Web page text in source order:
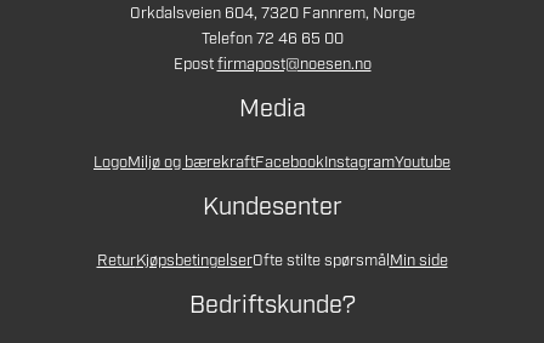
Orkdalsveien 604, 7320 Fannrem, Norge
Telefon 72 46 65 00
Epostfirmapost@noesen.no
Media
LogoMiljø og bærekraftFacebookInstagramYoutube
Kundesenter
ReturKjøpsbetingelserOfte stilte spørsmålMin side
Bedriftskunde?